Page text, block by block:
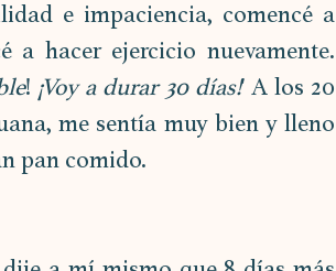
e impaciencia, comencé a
a hacer ejercicio nuevamente.
! ¡Voy a durar 30 días!' A los 20
me sentía muy bien y lleno
pan comido.